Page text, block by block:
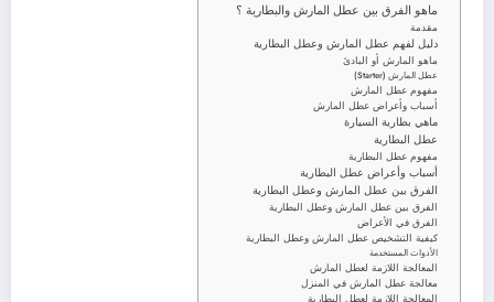
ماهو الفرق بين عطل المارش والبطارية ؟
مقدمة
دليل لفهم عطل المارش وعطل البطارية
ماهو المارش أو البادئ
عطل المارش (Starter)
مفهوم عطل المارش
أسباب وأعراض عطل المارش
ماهي بطارية السيارة
عطل البطارية
مفهوم عطل البطارية
أسباب وأعراض عطل البطارية
الفرق بين عطل المارش وعطل البطارية
الفرق بين عطل المارش وعطل البطارية
الفرق في الأعراض
كيفية التشخيص عطل المارش وعطل البطارية
الأدوات المستخدمة
المعالجة اللازمة لعطل المارش
معالجة عطل المارش في المنزل
المعالجة اللازمة لعطل البطارية